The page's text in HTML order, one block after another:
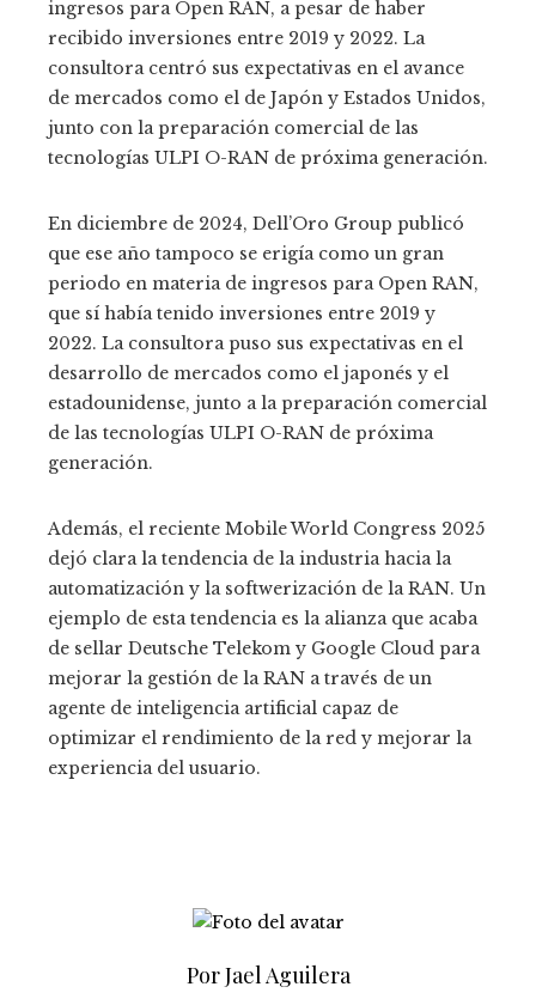
ingresos para Open RAN, a pesar de haber
recibido inversiones entre 2019 y 2022. La
consultora centró sus expectativas en el avance
de mercados como el de Japón y Estados Unidos,
junto con la preparación comercial de las
tecnologías ULPI O-RAN de próxima generación.
En diciembre de 2024, Dell’Oro Group publicó
que ese año tampoco se erigía como un gran
periodo en materia de ingresos para Open RAN,
que sí había tenido inversiones entre 2019 y
2022. La consultora puso sus expectativas en el
desarrollo de mercados como el japonés y el
estadounidense, junto a la preparación comercial
de las tecnologías ULPI O-RAN de próxima
generación. ​
Además, el reciente Mobile World Congress 2025
dejó clara la tendencia de la industria hacia la
automatización y la softwerización de la RAN. Un
ejemplo de esta tendencia es la alianza que acaba
de sellar Deutsche Telekom y Google Cloud para
mejorar la gestión de la RAN a través de un
agente de inteligencia artificial capaz de
optimizar el rendimiento de la red y mejorar la
experiencia del usuario.
Por Jael Aguilera